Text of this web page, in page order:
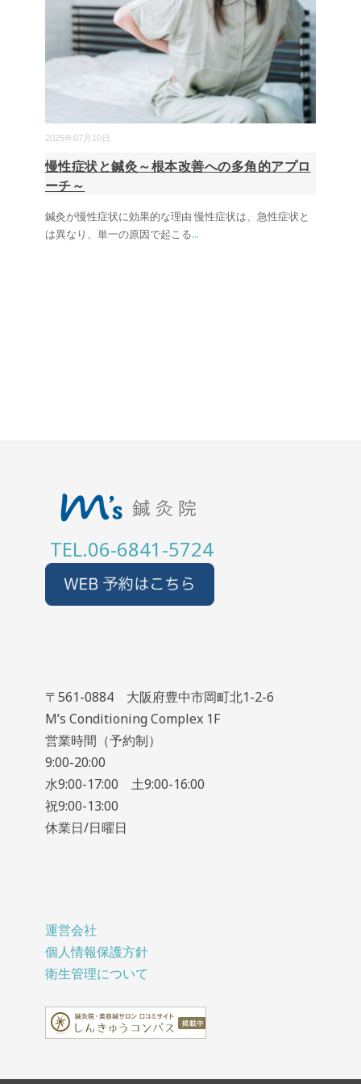
2025年07月10日
慢性症状と鍼灸～根本改善への多角的アプロ
ーチ～
鍼灸が慢性症状に効果的な理由 慢性症状は、急性症状と
は異なり、単一の原因で起こる...
TEL.06-6841-5724
〒561-0884 大阪府豊中市岡町北1-2-6
M’s Conditioning Complex 1F
営業時間（予約制）
9:00-20:00
水9:00-17:00 土9:00-16:00
祝9:00-13:00
休業日/日曜日
運営会社
個人情報保護方針
衛生管理について